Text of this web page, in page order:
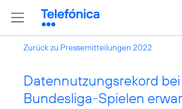
Zurück zu Pressemitteilungen 2022
Datennutzungsrekord bei
Bundesliga-Spielen